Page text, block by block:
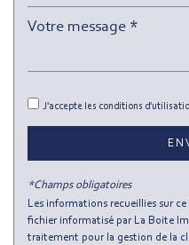
Mairie
statistiques
Taxe habitation
Taxe foncière
J'accepte les conditions
*Champs obligatoires
Les informations recueillies sur
fichier informatisé par La Boite
traitement pour la gestion de la